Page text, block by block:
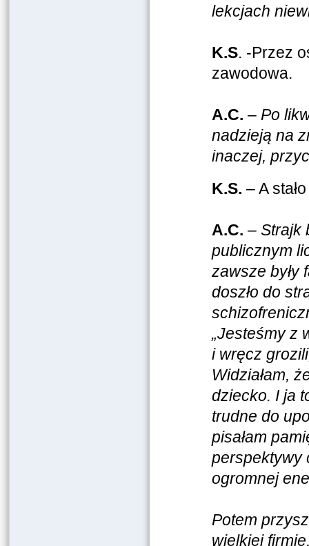
lekcjach
K.S. -Przez
zawodowa.
A.C. – Po
nadzieją na
inaczej,
K.S. – A
A.C. – Strajk
publicznym
zawsze były
doszło do
„Jesteśmy z
i wręcz
Widziałam,
dziecko. I ja
trudne do
pisałam
perspektywy
ogromnej
Potem
wielkiej